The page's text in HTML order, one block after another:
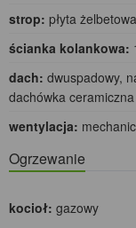
strop: płyta żelbetowa
ścianka kolankowa:
dach: dwuspadowy,
dachówka ceramiczna
wentylacja:
Ogrzewanie
kocioł: gazowy